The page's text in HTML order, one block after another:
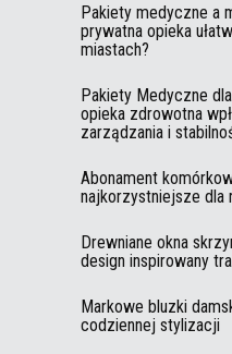
Pakiety medyczne a
prywatna opieka
miastach?
Pakiety Medyczne
opieka zdrowotna
zarządzania i
Abonament
najkorzystniejsze dla
Drewniane okna
design inspirowany
Markowe bluzki
codziennej stylizacji